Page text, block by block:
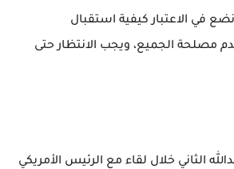
في الاعتبار كيفية استقبال
مصلحة الجميع، ويجب الانتظار حتى
الثاني خلال لقاء مع الرئيس الأمريكي